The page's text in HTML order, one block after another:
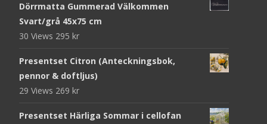
Dörrmatta Gummerad Välkommen
Svart/grå 45x75 cm
30 Views 295 kr
Presentset Citron (Anteckningsbok,
pennor & doftljus)
29 Views 269 kr
Presentset Härliga Sommar i cellofan